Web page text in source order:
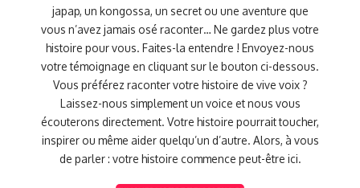
japap, un kongossa, un secret ou une aventure que
vous n’avez jamais osé raconter… Ne gardez plus votre
histoire pour vous. Faites-la entendre ! Envoyez-nous
votre témoignage en cliquant sur le bouton ci-dessous.
Vous préférez raconter votre histoire de vive voix ?
Laissez-nous simplement un voice et nous vous
écouterons directement. Votre histoire pourrait toucher,
inspirer ou même aider quelqu’un d’autre. Alors, à vous
de parler : votre histoire commence peut-être ici.